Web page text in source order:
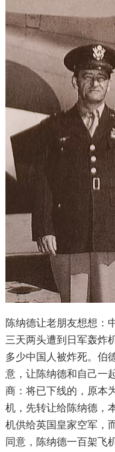
陈纳德让老朋友想想：
三天两头遭到日军轰炸
多少中国人被炸死。伯
意，让陈纳德和自己一
商：将已下线的，原本
机，先转让给陈纳德，
机供给英国皇家空军，
同意，陈纳德一百架飞